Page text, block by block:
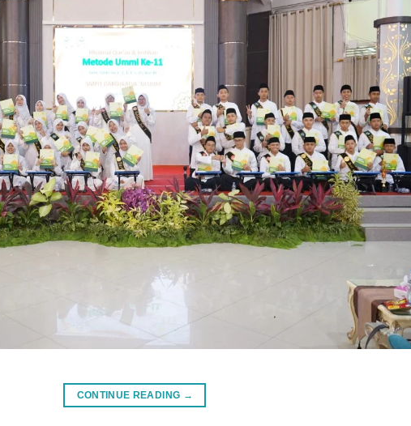
CONTINUE READING →